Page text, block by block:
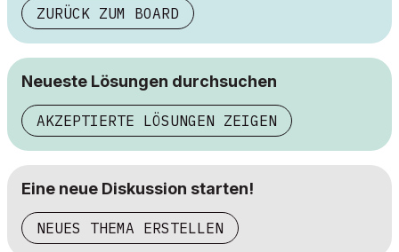
ZURÜCK ZUM BOARD
Neueste Lösungen durchsuchen
AKZEPTIERTE LÖSUNGEN ZEIGEN
Eine neue Diskussion starten!
NEUES THEMA ERSTELLEN